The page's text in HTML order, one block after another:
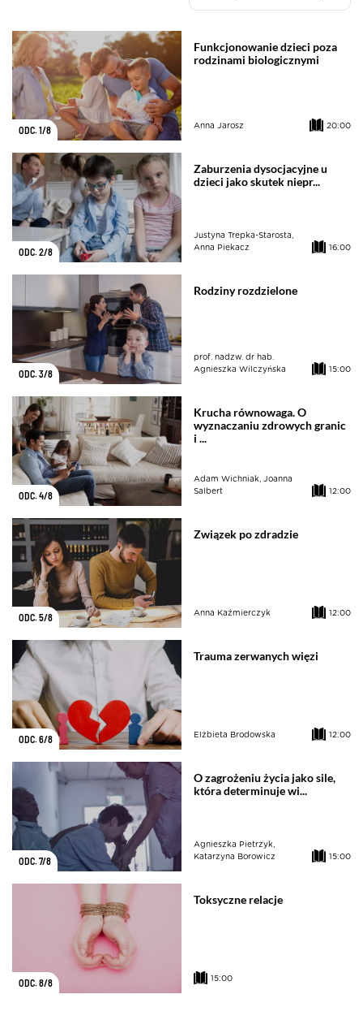
ODC. 1/8
Funkcjonowanie dzieci poza
rodzinami biologicznymi
Anna Jarosz 20:00
ODC. 2/8
Zaburzenia dysocjacyjne u
dzieci jako skutek niepr...
Justyna Trepka-Starosta,
Anna Piekacz
16:00
ODC. 3/8
Rodziny rozdzielone
prof. nadzw. dr hab.
Agnieszka Wilczyńska
15:00
ODC. 4/8
Krucha równowaga. O
wyznaczaniu zdrowych granic
i ...
Adam Wichniak, Joanna
Salbert
12:00
ODC. 5/8
Związek po zdradzie
Anna Kaźmierczyk 12:00
ODC. 6/8
Trauma zerwanych więzi
Elżbieta Brodowska 12:00
ODC. 7/8
O zagrożeniu życia jako sile,
która determinuje wi...
Agnieszka Pietrzyk,
Katarzyna Borowicz
15:00
ODC. 8/8
Toksyczne relacje
15:00